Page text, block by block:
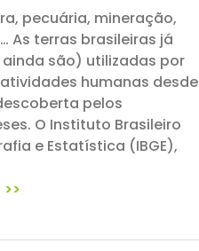
pecuária, mineração,
As terras brasileiras já
são) utilizadas por
humanas desde
pelos
O Instituto Brasileiro
e Estatística (IBGE),
>>